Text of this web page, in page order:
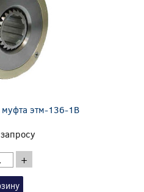
муфта этм-136-1В
+